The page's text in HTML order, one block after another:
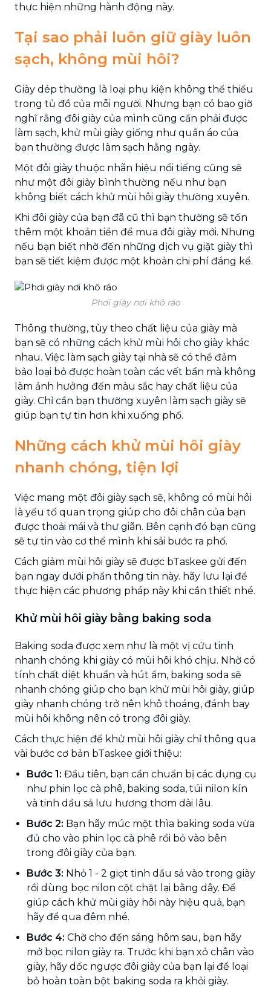
thực hiện những hành động này.
Tại sao phải luôn giữ giày luôn
sạch, không mùi hôi?
Giày dép thường là loại phụ kiện không thể thiếu
trong tủ đồ của mỗi người. Nhưng bạn có bao giờ
nghĩ rằng đôi giày của mình cũng cần phải được
làm sạch, khử mùi giày giống như quần áo của
bạn thường được làm sạch hằng ngày.
Một đôi giày thuộc nhãn hiệu nổi tiếng cũng sẽ
như một đôi giày bình thường nếu như bạn
không biết cách khử mùi hôi giày thường xuyên.
Khi đôi giày của bạn đã cũ thì bạn thường sẽ tốn
thêm một khoản tiền để mua đôi giày mới. Nhưng
nếu bạn biết nhờ đến những dịch vụ giặt giày thì
bạn sẽ tiết kiệm được một khoản chi phí đáng kể.
Phơi giày nơi khô ráo
Thông thường, tùy theo chất liệu của giày mà
bạn sẽ có những cách khử mùi hôi cho giày khác
nhau. Việc làm sạch giày tại nhà sẽ có thể đảm
bảo loại bỏ được hoàn toàn các vết bẩn mà không
làm ảnh hưởng đến màu sắc hay chất liệu của
giày. Chỉ cần bạn thường xuyên làm sạch giày sẽ
giúp bạn tự tin hơn khi xuống phố.
Những cách khử mùi hôi giày
nhanh chóng, tiện lợi
Việc mang một đôi giày sạch sẽ, không có mùi hôi
là yếu tố quan trọng giúp cho đôi chân của bạn
được thoải mái và thư giãn. Bên cạnh đó bạn cũng
sẽ tự tin vào cơ thể mình khi sải bước ra phố.
Cách giảm mùi hôi giày sẽ được bTaskee gửi đến
bạn ngay dưới phần thông tin này. hãy lưu lại để
thực hiện các phương pháp này khi cần thiết nhé.
Khử mùi hôi giày bằng baking soda
Baking soda được xem như là một vị cứu tinh
nhanh chóng khi giày có mùi hôi khó chịu. Nhờ có
tính chất diệt khuẩn và hút ẩm, baking soda sẽ
nhanh chóng giúp cho bạn khử mùi hôi giày, giúp
giày nhanh chóng trở nên khô thoáng, đánh bay
mùi hôi không nên có trong đôi giày.
Cách thực hiện để khử mùi hôi giày chỉ thông qua
vài bước cơ bản bTaskee giới thiệu:
Bước 1: Đầu tiên, bạn cần chuẩn bị các dụng cụ
như phin lọc cà phê, baking soda, túi nilon kín
và tinh dầu sả lưu hương thơm dài lâu.
Bước 2: Bạn hãy múc một thìa baking soda vừa
đủ cho vào phin lọc cà phê rồi bỏ vào bên
trong đôi giày của bạn.
Bước 3: Nhỏ 1 - 2 giọt tinh dầu sả vào trong giày
rồi dùng bọc nilon cột chặt lại bằng dây. Để
giúp cách khử mùi giày hôi này hiệu quả, bạn
hãy để qua đêm nhé.
Bước 4: Chờ cho đến sáng hôm sau, bạn hãy
mở bọc nilon giày ra. Trước khi bạn xỏ chân vào
giày, hãy dốc ngược đôi giày của bạn lại để loại
bỏ hoàn toàn bột baking soda ra khỏi giày.